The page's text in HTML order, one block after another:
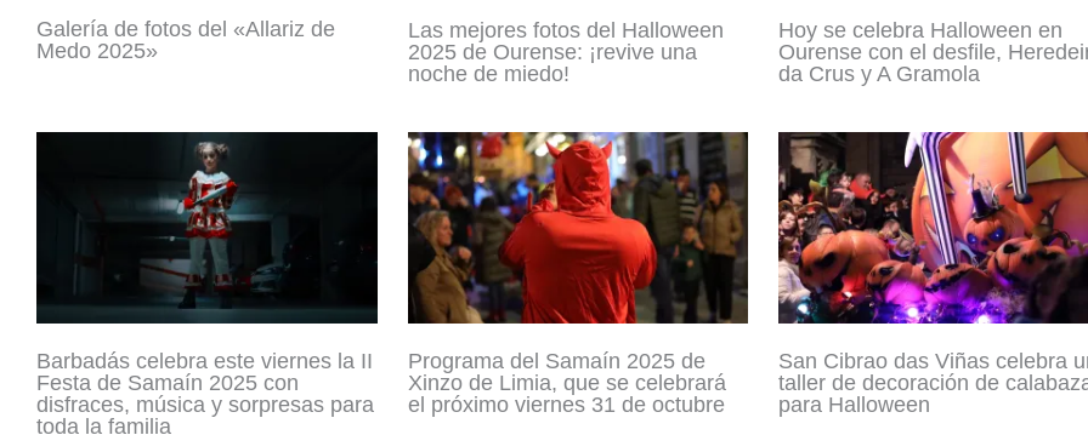
Galería de fotos del «Allariz de
Medo 2025»
Las mejores fotos del Halloween
2025 de Ourense: ¡revive una
noche de miedo!
Hoy se celebra Halloween en
Ourense con el desfile,
da Crus y A Gramola
Barbadás celebra este viernes la II
Festa de Samaín 2025 con
disfraces, música y sorpresas para
toda la familia
Programa del Samaín 2025 de
Xinzo de Limia, que se celebrará
el próximo viernes 31 de octubre
San Cibrao das Viñas celebra
taller de decoración de
para Halloween